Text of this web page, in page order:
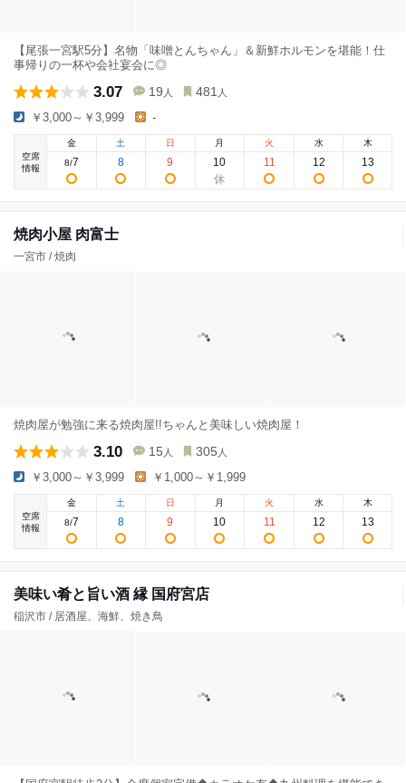
【尾張一宮駅5分】名物「味噌とんちゃん」＆新鮮ホルモンを堪能！仕
事帰りの一杯や会社宴会に◎
3.07 19 人 481 人
￥3,000～￥3,999 -
空席
情報
金
8/7
土
8
日
9
月
10
火
11
水
12
木
13
焼肉小屋 肉富士
一宮市 / 焼肉
焼肉屋が勉強に来る焼肉屋!!ちゃんと美味しい焼肉屋！
3.10 15 人 305 人
￥3,000～￥3,999 ￥1,000～￥1,999
空席
情報
金
8/7
土
8
日
9
月
10
火
11
水
12
木
13
美味い肴と旨い酒 縁 国府宮店
稲沢市 / 居酒屋、海鮮、焼き鳥